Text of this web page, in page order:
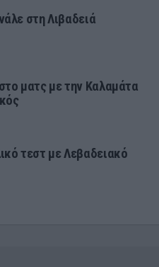
στη Λιβαδειά
ματς με την Καλαμάτα
τεστ με Λεβαδειακό